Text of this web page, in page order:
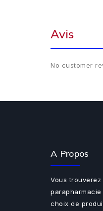
Avis
No customer
A Propos
Vous
choix de